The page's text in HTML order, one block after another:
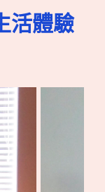
活體驗